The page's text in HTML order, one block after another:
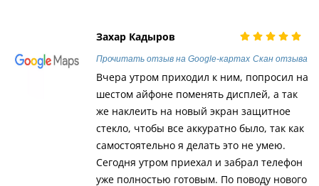
Захар Кадыров
Прочитать отзыв на Google-картах Скан отзыва
Вчера утром приходил к ним, попросил на
шестом айфоне поменять дисплей, а так
же наклеить на новый экран защитное
стекло, чтобы все аккуратно было, так как
самостоятельно я делать это не умею.
Сегодня утром приехал и забрал телефон
уже полностью готовым. По поводу нового